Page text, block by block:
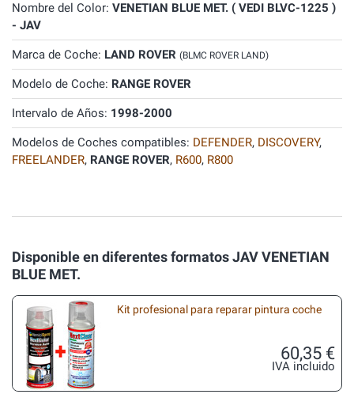
Nombre del Color: VENETIAN BLUE MET. ( VEDI BLVC-1225 )
- JAV
Marca de Coche: LAND ROVER (BLMC ROVER LAND)
Modelo de Coche: RANGE ROVER
Intervalo de Años: 1998-2000
Modelos de Coches compatibles: DEFENDER, DISCOVERY,
FREELANDER, RANGE ROVER, R600, R800
Disponible en diferentes formatos JAV VENETIAN
BLUE MET.
Kit profesional para reparar pintura coche
60,35 €
IVA incluido